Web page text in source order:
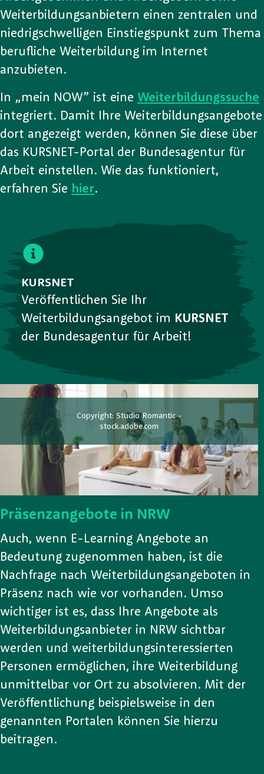
Weiterbildungsanbietern einen zentralen und
niedrigschwelligen Einstiegspunkt zum Thema
berufliche Weiterbildung im Internet
anzubieten.
In „mein NOW” ist eine Weiterbildungssuche
integriert. Damit Ihre Weiterbildungsangebote
dort angezeigt werden, können Sie diese über
das KURSNET-Portal der Bundesagentur für
Arbeit einstellen. Wie das funktioniert,
erfahren Sie hier.
KURSNET
Veröffentlichen Sie Ihr
Weiterbildungsangebot im KURSNET
der Bundesagentur für Arbeit!
Copyright: Studio Romantic -
stock.adobe.com
Präsenzangebote in NRW
Auch, wenn E-Learning Angebote an
Bedeutung zugenommen haben, ist die
Nachfrage nach Weiterbildungsangeboten in
Präsenz nach wie vor vorhanden. Umso
wichtiger ist es, dass Ihre Angebote als
Weiterbildungsanbieter in NRW sichtbar
werden und weiterbildungsinteressierten
Personen ermöglichen, ihre Weiterbildung
unmittelbar vor Ort zu absolvieren. Mit der
Veröffentlichung beispielsweise in den
genannten Portalen können Sie hierzu
beitragen.